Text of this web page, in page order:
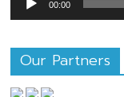
00:00
Our Partners